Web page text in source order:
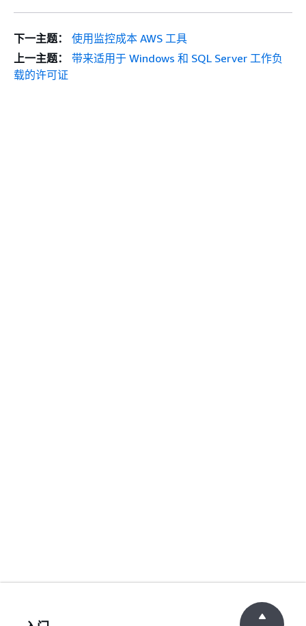
下一主题：
使用监控成本 AWS 工具
上一主题：
带来适用于 Windows 和 SQL Server 工作负
载的许可证